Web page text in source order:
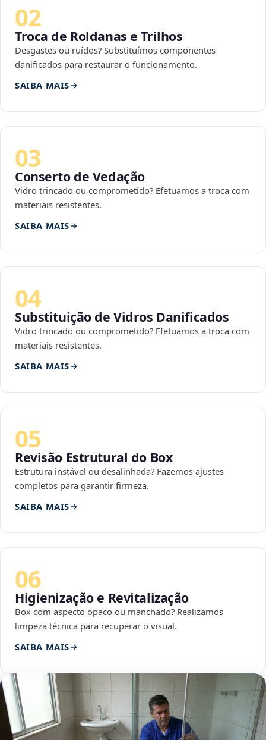
02
Troca de Roldanas e Trilhos
Desgastes ou ruídos? Substituímos componentes
danificados para restaurar o funcionamento.
SAIBA MAIS
03
Conserto de Vedação
Vidro trincado ou comprometido? Efetuamos a troca com
materiais resistentes.
SAIBA MAIS
04
Substituição de Vidros Danificados
Vidro trincado ou comprometido? Efetuamos a troca com
materiais resistentes.
SAIBA MAIS
05
Revisão Estrutural do Box
Estrutura instável ou desalinhada? Fazemos ajustes
completos para garantir firmeza.
SAIBA MAIS
06
Higienização e Revitalização
Box com aspecto opaco ou manchado? Realizamos
limpeza técnica para recuperar o visual.
SAIBA MAIS